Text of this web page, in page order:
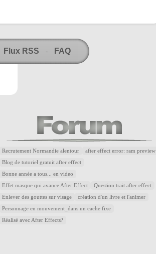
Flux RSS - FAQ
Recrutement Normandie alentour after effect error: ram preview
Blog de tutoriel gratuit after effect
Bonne année a tous... en video
Effet masque qui avance After Effect Question trait after effect
Enlever des gouttes sur visage création d'un livre et l'animer
Personnage en mouvement_dans un cache fixe
Réalisé avec After Effects?